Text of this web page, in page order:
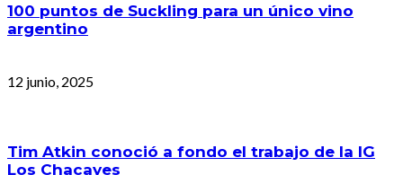
100 puntos de Suckling para un único vino
argentino
12 junio, 2025
Tim Atkin conoció a fondo el trabajo de la IG
Los Chacayes